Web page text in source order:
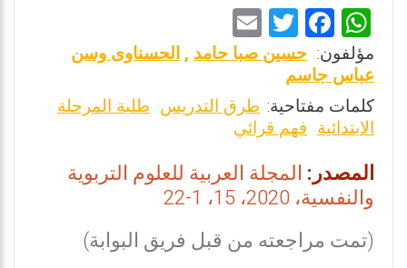
W
h
at
s
A
p
p
F
a
ce
b
o
o
k
T
wi
er
m
l
مؤلفون: حسين صبا حامد,الحسناوى وسن
عباس جاسم
كلمات مفتاحية: طرق التدريس طلبة المرحلة
الابتدائية فهم قرائي
المصدر: المجلة العربية للعلوم التربوية
والنفسية، 2020، 15، 1-22
(تمت مراجعته من قبل فريق البوابة)